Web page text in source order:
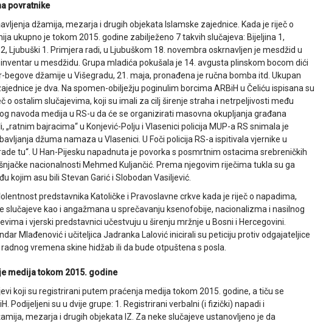
povratnike
džamija, mezarja i drugih objekata Islamske zajednice. Kada je riječ o
ukupno je tokom 2015. godine zabilježeno 7 takvih slučajeva: Bijeljina 1,
Ljubuški 1. Primjera radi, u Ljubuškom 18. novembra oskrnavljen je mesdžid u
u mesdžidu. Grupa mladića pokušala je 14. avgusta plinskom bocom dići
džamije u Višegradu, 21. maja, pronađena je ručna bomba itd. Ukupan
je dva. Na spomen-obilježju poginulim borcima ARBiH u Čeliću ispisana su
o ostalim slučajevima, koji su imali za cilj širenje straha i netrpeljivosti među
navoda medija u RS-u da će se organizirati masovna okupljanja građana
„ratnim bajracima“ u Konjević-Polju i Vlasenici policija MUP-a RS snimala je
džuma namaza u Vlasenici. U Foči policija RS-a ispitivala vjernike u
tu“. U Han-Pijesku napadnuta je povorka s posmrtnim ostacima srebreničkih
nacionalnosti Mehmed Kuljančić. Prema njegovim riječima tukla su ga
kojim asu bili Stevan Garić i Slobodan Vasiljević.
predstavnika Katoličke i Pravoslavne crkve kada je riječ o napadima,
slučajeve kao i angažmana u sprečavanju ksenofobije, nacionalizma i nasilnog
i vjerski predstavnici učestvuju u širenju mržnje u Bosni i Hercegovini.
Mlađenović i učiteljica Jadranka Lalović inicirali su peticiju protiv odgajateljice
vremena skine hidžab ili da bude otpuštena s posla.
medija tokom 2015. godine
koji su registrirani putem praćenja medija tokom 2015. godine, a tiču se
Podijeljeni su u dvije grupe: 1. Registrirani verbalni (i fizički) napadi i
mezarja i drugih objekata IZ. Za neke slučajeve ustanovljeno je da